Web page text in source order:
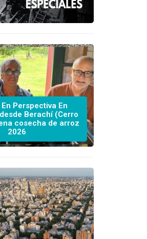
Perspectiva En
Berachí (Cerro
cosecha de arroz
2026